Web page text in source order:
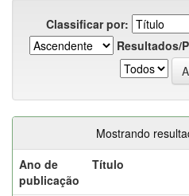
Classificar por:
Resultados/
Mostrando
Ano de
publicação
Título